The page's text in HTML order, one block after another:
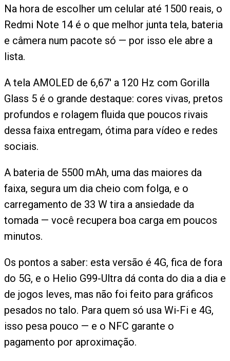
Na hora de escolher um celular até 1500 reais, o
Redmi Note 14 é o que melhor junta tela, bateria
e câmera num pacote só — por isso ele abre a
lista.
A tela AMOLED de 6,67' a 120 Hz com Gorilla
Glass 5 é o grande destaque: cores vivas, pretos
profundos e rolagem fluida que poucos rivais
dessa faixa entregam, ótima para vídeo e redes
sociais.
A bateria de 5500 mAh, uma das maiores da
faixa, segura um dia cheio com folga, e o
carregamento de 33 W tira a ansiedade da
tomada — você recupera boa carga em poucos
minutos.
Os pontos a saber: esta versão é 4G, fica de fora
do 5G, e o Helio G99-Ultra dá conta do dia a dia e
de jogos leves, mas não foi feito para gráficos
pesados no talo. Para quem só usa Wi-Fi e 4G,
isso pesa pouco — e o NFC garante o
pagamento por aproximação.